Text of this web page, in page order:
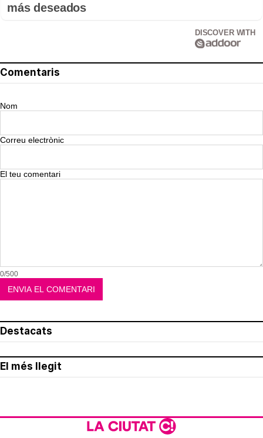
más deseados
DISCOVER WITH
Comentaris
Nom
Correu electrònic
El teu comentari
0/500
Destacats
El més llegit